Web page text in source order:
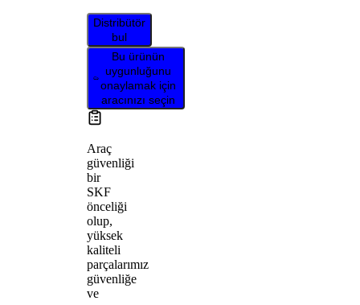
Distribütör
bul
Bu ürünün
uygunluğunu
onaylamak için
aracınızı seçin
Araç
güvenliği
bir
SKF
önceliği
olup,
yüksek
kaliteli
parçalarımız
güvenliğe
ve